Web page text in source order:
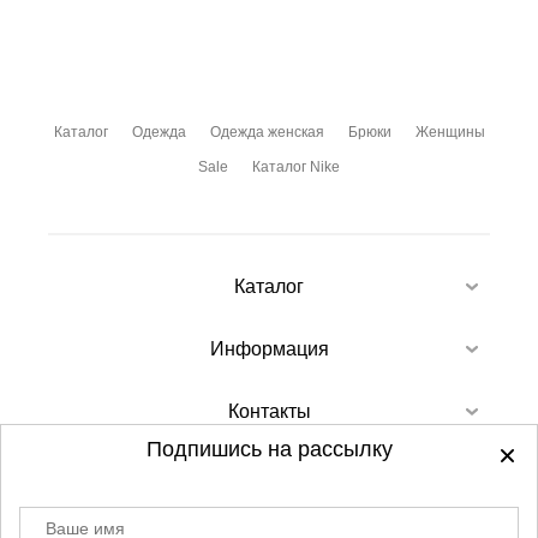
Каталог Одежда Одежда женская Брюки Женщины
Sale Каталог Nike
Каталог
Информация
Контакты
Подпишись на рассылку
Ваше имя